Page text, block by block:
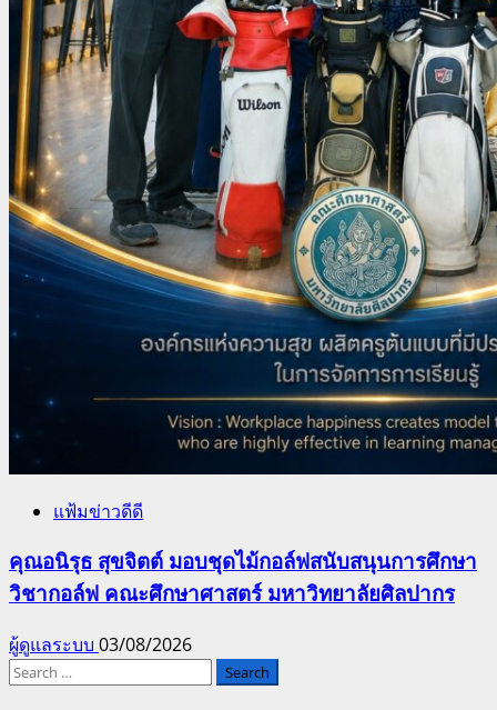
แฟ้มข่าวดีดี
คุณอนิรุธ สุขจิตต์ มอบชุดไม้กอล์ฟสนับสนุนการศึกษา
วิชากอล์ฟ คณะศึกษาศาสตร์ มหาวิทยาลัยศิลปากร
ผู้ดูแลระบบ 03/08/2026
Search